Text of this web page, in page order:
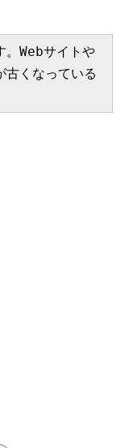
。Webサイトや
古くなっている